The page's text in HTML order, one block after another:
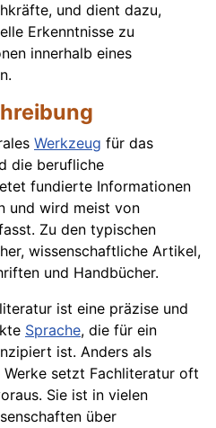
und dient dazu,
Erkenntnisse zu
innerhalb eines
Werkzeug für das
die berufliche
fundierte Informationen
und wird meist von
Zu den typischen
wissenschaftliche Artikel,
und Handbücher.
ist eine präzise und
Sprache, die für ein
ist. Anders als
setzt Fachliteratur oft
Sie ist in vielen
über